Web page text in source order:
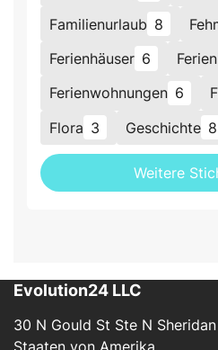
Familienurlaub 8
Ferienhäuser 6
Ferienwohnungen 6
Flora 3 Geschichte 8
Weitere
Evolution24 LLC
30 N Gould St Ste N
Staaten von Amerika